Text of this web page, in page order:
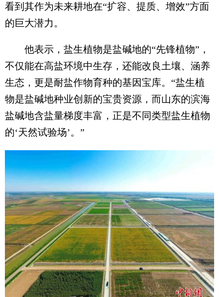
看到其作为未来耕地在“扩容、提质、增效”方面
的巨大潜力。
他表示，盐生植物是盐碱地的“先锋植物”，
不仅能在高盐环境中生存，还能改良土壤、涵养
生态，更是耐盐作物育种的基因宝库。“盐生植
物是盐碱地种业创新的宝贵资源，而山东的滨海
盐碱地含盐量梯度丰富，正是不同类型盐生植物
的‘天然试验场’。”